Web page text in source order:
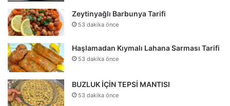
Zeytinyağlı Barbunya Tarifi
53 dakika önce
Haşlamadan Kıymalı Lahana Sarması Tarifi
53 dakika önce
BUZLUK İÇİN TEPSİ MANTISI
53 dakika önce